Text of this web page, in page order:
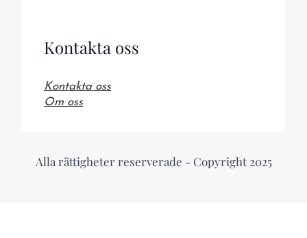
Kontakta oss
Kontakta oss
Om oss
Alla rättigheter reserverade - Copyright 2025